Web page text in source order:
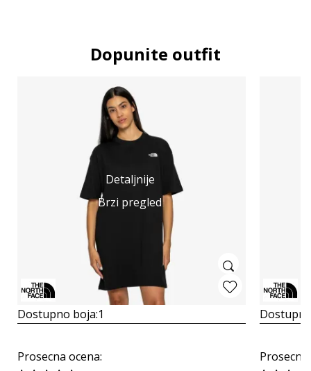
Dopunite outfit
Detaljnije
Brzi pregled
Dostupno boja:1
Prosecna ocena: